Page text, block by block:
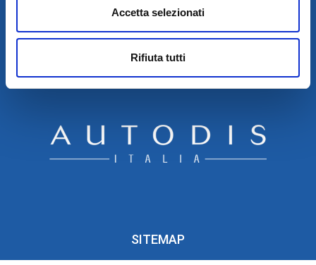
Accetta selezionati
Rifiuta tutti
(PD)
R.I. P.IVA E COD. FISCALE 03965930260 - SDI: 59GUASH
TEL. 049 8792500 - FAX 049 640190
SITEMAP